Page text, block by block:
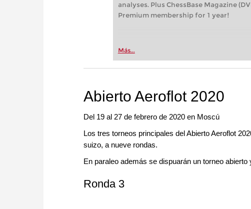
analyses. Plus ChessBase Magazine
Premium membership for 1 year!
Más...
Abierto Aeroflot 2020
Del 19 al 27 de febrero de 2020 en Moscú
Los tres torneos principales del Abierto Aeroflot
suizo, a nueve rondas.
En paraleo además se dispuarán un torneo
Ronda 3